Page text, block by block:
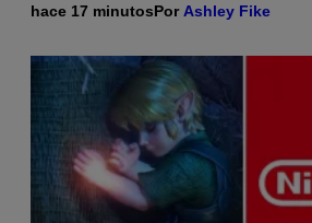
hace 17 minutosPor Ashley Fike